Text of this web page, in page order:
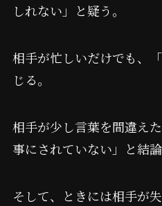
しれない」と疑う。
相手が忙しいだけでも、
じる。
相手が少し言葉を間違え
事にされていない」と結論
そして、ときには相手が